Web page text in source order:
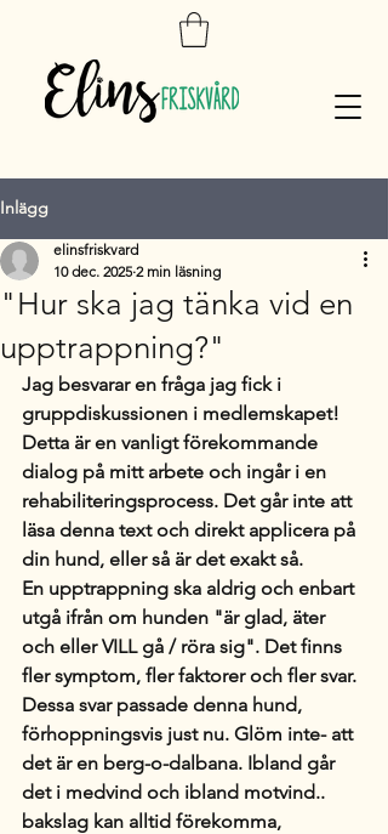
Inlägg
"Hur ska jag tänka vid en
upptrappning?"
elinsfriskvard
10 dec. 2025 2 min läsning
Jag besvarar en fråga jag fick i
gruppdiskussionen i medlemskapet!
Detta är en vanligt förekommande
dialog på mitt arbete och ingår i en
rehabiliteringsprocess. Det går inte att
läsa denna text och direkt applicera på
din hund, eller så är det exakt så.
En upptrappning ska aldrig och enbart
utgå ifrån om hunden "är glad, äter
och eller VILL gå / röra sig". Det finns
fler symptom, fler faktorer och fler svar.
Dessa svar passade denna hund,
förhoppningsvis just nu. Glöm inte- att
det är en berg-o-dalbana. Ibland går
det i medvind och ibland motvind..
bakslag kan alltid förekomma,